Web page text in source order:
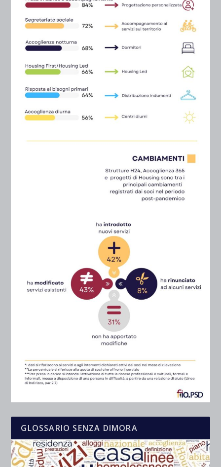
GLOSSARIO SENZA DIMORA